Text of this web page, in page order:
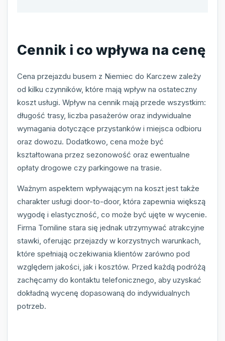
Cennik i co wpływa na cenę
Cena przejazdu busem z Niemiec do Karczew zależy
od kilku czynników, które mają wpływ na ostateczny
koszt usługi. Wpływ na cennik mają przede wszystkim:
długość trasy, liczba pasażerów oraz indywidualne
wymagania dotyczące przystanków i miejsca odbioru
oraz dowozu. Dodatkowo, cena może być
kształtowana przez sezonowość oraz ewentualne
opłaty drogowe czy parkingowe na trasie.
Ważnym aspektem wpływającym na koszt jest także
charakter usługi door-to-door, która zapewnia większą
wygodę i elastyczność, co może być ujęte w wycenie.
Firma Tomiline stara się jednak utrzymywać atrakcyjne
stawki, oferując przejazdy w korzystnych warunkach,
które spełniają oczekiwania klientów zarówno pod
względem jakości, jak i kosztów. Przed każdą podróżą
zachęcamy do kontaktu telefonicznego, aby uzyskać
dokładną wycenę dopasowaną do indywidualnych
potrzeb.